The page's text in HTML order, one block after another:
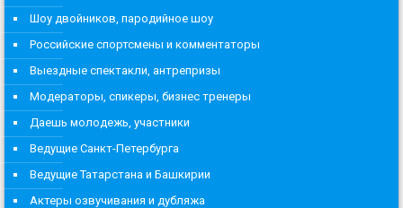
Шоу двойников, пародийное шоу
Российские спортсмены и комментаторы
Выездные спектакли, антрепризы
Модераторы, спикеры, бизнес тренеры
Даешь молодежь, участники
Ведущие Санкт-Петербурга
Ведущие Татарстана и Башкирии
Актеры озвучивания и дубляжа